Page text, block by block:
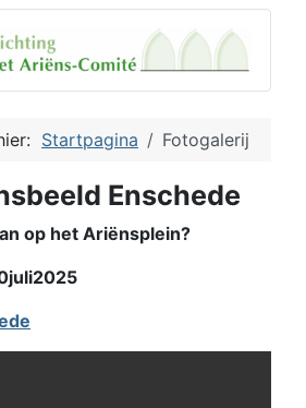
Startpagina Fotogalerij
Enschede
op het Ariënsplein?